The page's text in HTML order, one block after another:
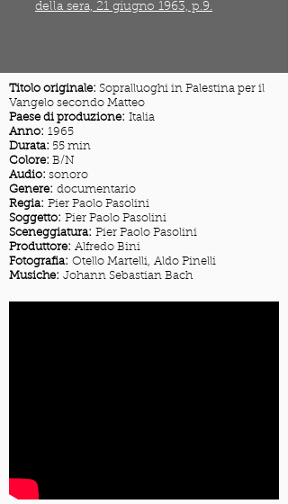
della sera, 21 giugno 1963, p.9.
Titolo originale: Sopralluoghi in Palestina per il
Vangelo secondo Matteo
Paese di produzione: Italia
Anno: 1965
Durata: 55 min
Colore: B/N
Audio: sonoro
Genere: documentario
Regia: Pier Paolo Pasolini
Soggetto: Pier Paolo Pasolini
Sceneggiatura: Pier Paolo Pasolini
Produttore: Alfredo Bini
Fotografia: Otello Martelli, Aldo Pinelli
Musiche: Johann Sebastian Bach